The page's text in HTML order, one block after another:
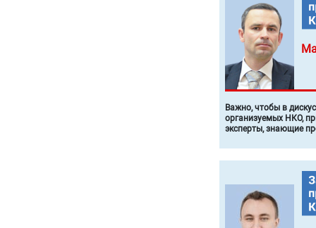
Важно, чтобы в
организуемых НКО,
эксперты, знающие